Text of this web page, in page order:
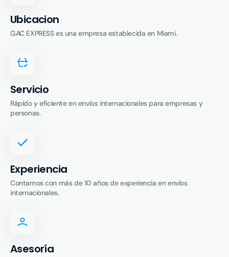
Ubicacion
GAC EXPRESS es una empresa establecida en Miami.
Servicio
Rápido y eficiente en envíos internacionales para empresas y
personas.
Experiencia
Contamos con más de 10 años de experiencia en envíos
internacionales.
Asesoría